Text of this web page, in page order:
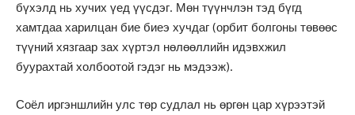
бүхэлд нь хучих үед үүсдэг. Мөн түүнчлэн тэд бүгд
хамтдаа харилцан бие биеэ хучдаг (орбит болгоны төвөөс
түүний хязгаар зах хүртэл нөлөөллийн идэвхжил
буурахтай холбоотой гэдэг нь мэдээж).
Соёл иргэншлийн улс төр судлал нь өргөн цар хүрээтэй